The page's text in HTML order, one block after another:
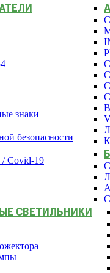
знаки
безопасности
/ Covid-19
СВЕТИЛЬНИКИ